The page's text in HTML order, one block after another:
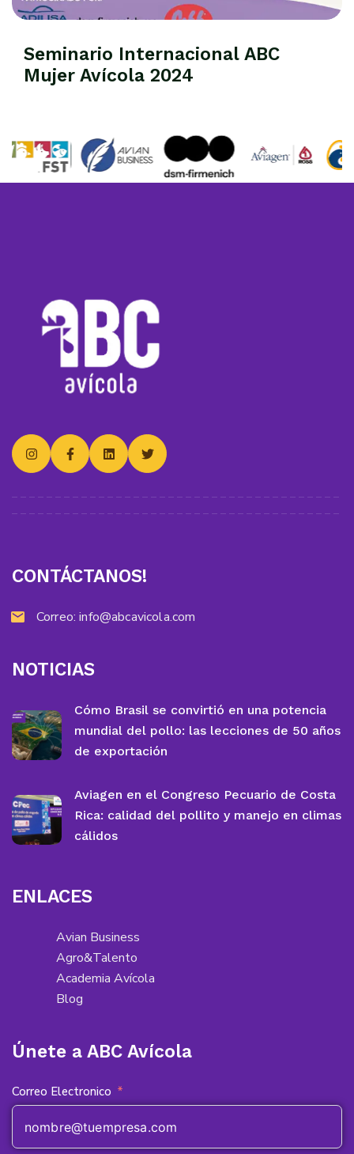
Seminario Internacional ABC
Mujer Avícola 2024
CONTÁCTANOS!
Correo:info@abcavicola.com
NOTICIAS
Cómo Brasil se convirtió en una potencia
mundial del pollo: las lecciones de 50 años
de exportación
Aviagen en el Congreso Pecuario de Costa
Rica: calidad del pollito y manejo en climas
cálidos
ENLACES
Avian Business
Agro&Talento
Academia Avícola
Blog
Únete a ABC Avícola
Correo Electronico